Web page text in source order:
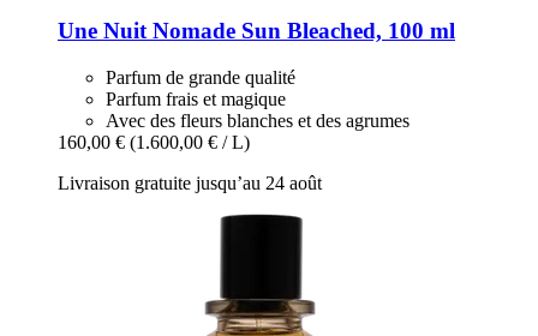
Une Nuit Nomade Sun Bleached, 100 ml
Parfum de grande qualité
Parfum frais et magique
Avec des fleurs blanches et des agrumes
160,00 € (1.600,00 € / L)
Livraison gratuite jusqu’au 24 août